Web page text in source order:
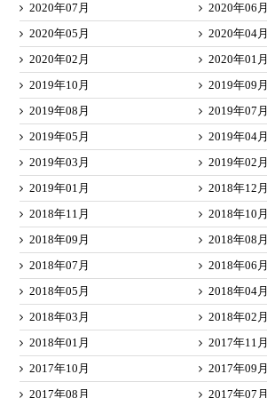
2020年07月
2020年06月
2020年05月
2020年04月
2020年02月
2020年01月
2019年10月
2019年09月
2019年08月
2019年07月
2019年05月
2019年04月
2019年03月
2019年02月
2019年01月
2018年12月
2018年11月
2018年10月
2018年09月
2018年08月
2018年07月
2018年06月
2018年05月
2018年04月
2018年03月
2018年02月
2018年01月
2017年11月
2017年10月
2017年09月
2017年08月
2017年07月